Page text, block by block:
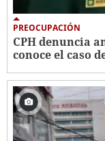
PREOCUPACIÓN
CPH denuncia
conoce el caso